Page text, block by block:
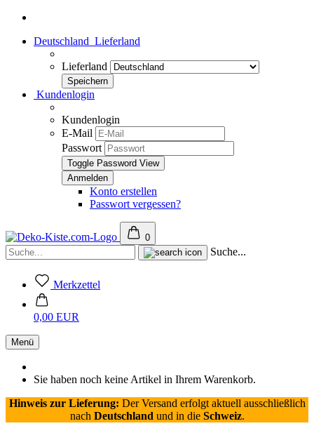
Deutschland Lieferland
Lieferland
Kundenlogin
Kundenlogin
E-Mail
Passwort
Toggle Password View
Konto erstellen
Passwort vergessen?
0
Suche...
Merkzettel
0,00 EUR
Menü
Sie haben noch keine Artikel in Ihrem Warenkorb.
Hinweis zur Lieferung: Der Versand erfolgt aktuell ausschließlich
nach Deutschland und in die Schweiz.